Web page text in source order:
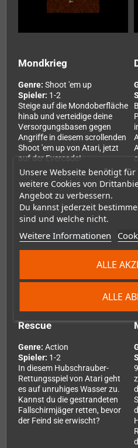
Unsere Webseite benötigt
weitere Cookies von
Angebot zu verbessern.
Du kannst jederzeit
sind und welche nicht.
Weitere Informationen
ALLE
ALLE
Mondkrieg
Genre: Shoot 'em up
Spieler: 1-2
Steige auf die Mondoberfläche
hinab und verteidige deine
Versorgungsbasen gegen
Angriffe in diesem scrollenden
Shoot 'em up von Atari, jetzt
auf der Evercade!
Rescue
Genre: Action
Spieler: 1-2
In diesem Hubschrauber-
Rettungsspiel von Atari geht
es auf unruhiges Wasser zu.
Kannst du die gestrandeten
Fallschirmjäger retten, bevor
der Feind sie erwischt?